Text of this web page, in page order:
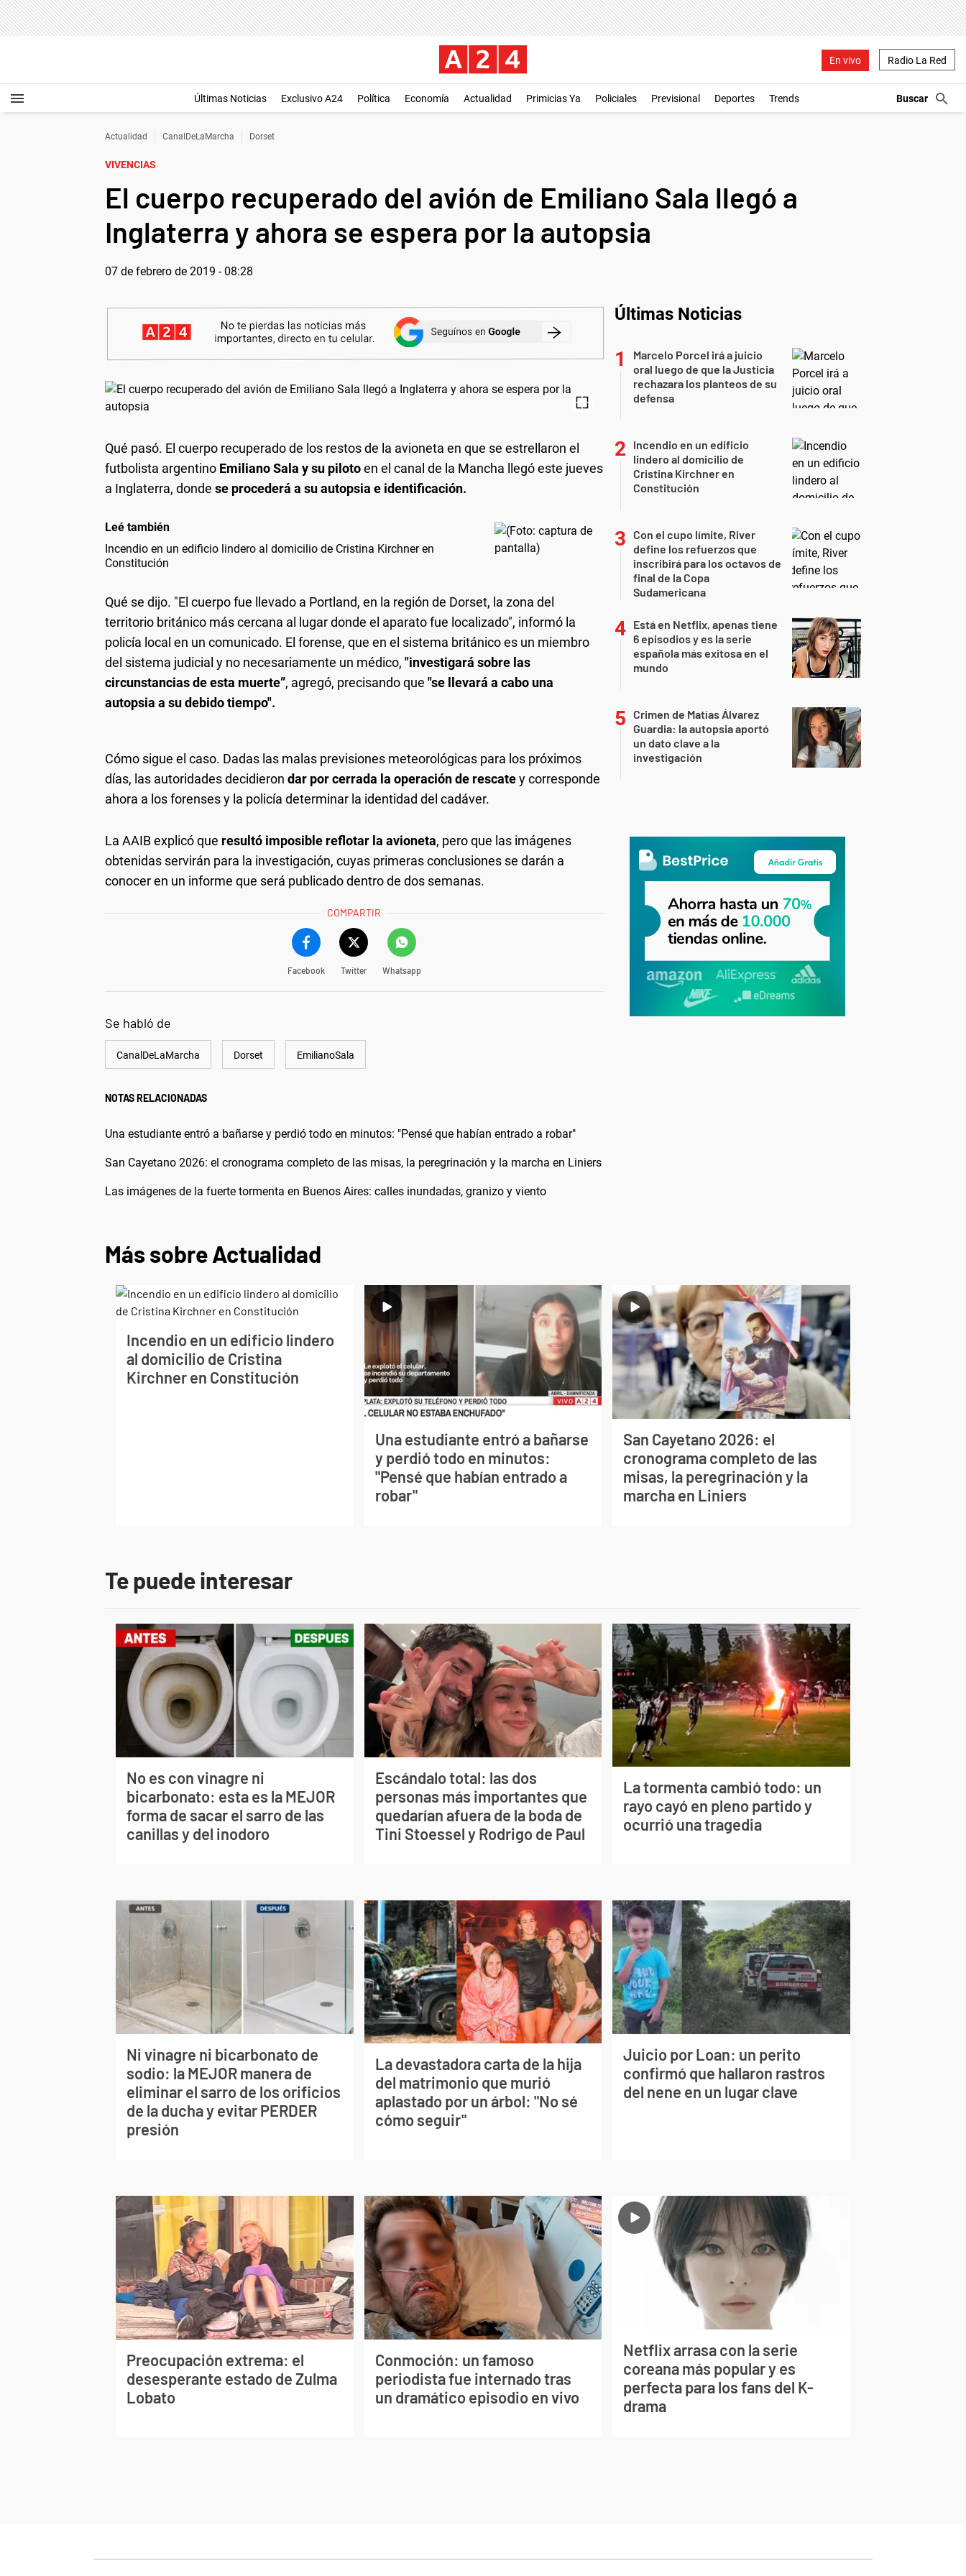
En vivo Radio La Red
Últimas Noticias Exclusivo A24 Política Economía Actualidad Primicias Ya Policiales Previsional Deportes Trends
Actualidad CanalDeLaMarcha Dorset
VIVENCIAS
El cuerpo recuperado del avión de Emiliano Sala llegó a
Inglaterra y ahora se espera por la autopsia
07 de febrero de 2019 - 08:28
Qué pasó. El cuerpo recuperado de los restos de la avioneta en que se estrellaron el
futbolista argentino Emiliano Sala y su pilotoen el canal de la Mancha llegó este jueves
a Inglaterra, donde se procederá a su autopsia e identificación.
Leé también
Incendio en un edificio lindero al domicilio de Cristina Kirchner en
Constitución
Qué se dijo. "El cuerpo fue llevado a Portland, en la región de Dorset, la zona del
territorio británico más cercana al lugar donde el aparato fue localizado", informó la
policía local en un comunicado. El forense, que en el sistema británico es un miembro
del sistema judicial y no necesariamente un médico, "investigará sobre las
circunstancias de esta muerte”, agregó, precisando que "se llevará a cabo una
autopsia a su debido tiempo".
Cómo sigue el caso. Dadas las malas previsiones meteorológicas para los próximos
días, las autoridades decidieron dar por cerrada la operación de rescatey corresponde
ahora a los forenses y la policía determinar la identidad del cadáver.
La AAIB explicó que resultó imposible reflotar la avioneta, pero que las imágenes
obtenidas servirán para la investigación, cuyas primeras conclusiones se darán a
conocer en un informe que será publicado dentro de dos semanas.
COMPARTIR
Facebook Twitter Whatsapp
Se habló de
CanalDeLaMarcha Dorset EmilianoSala
NOTAS RELACIONADAS
Una estudiante entró a bañarse y perdió todo en minutos: "Pensé que habían entrado a robar"
San Cayetano 2026: el cronograma completo de las misas, la peregrinación y la marcha en Liniers
Las imágenes de la fuerte tormenta en Buenos Aires: calles inundadas, granizo y viento
Últimas Noticias
Marcelo Porcel irá a juicio
oral luego de que la Justicia
rechazara los planteos de su
defensa
Incendio en un edificio
lindero al domicilio de
Cristina Kirchner en
Constitución
Con el cupo límite, River
define los refuerzos que
inscribirá para los octavos de
final de la Copa
Sudamericana
Está en Netflix, apenas tiene
6 episodios y es la serie
española más exitosa en el
mundo
Crimen de Matías Álvarez
Guardia: la autopsia aportó
un dato clave a la
investigación
Más sobre Actualidad
Incendio en un edificio lindero
al domicilio de Cristina
Kirchner en Constitución
Una estudiante entró a bañarse
y perdió todo en minutos:
"Pensé que habían entrado a
robar"
San Cayetano 2026: el
cronograma completo de las
misas, la peregrinación y la
marcha en Liniers
Te puede interesar
No es con vinagre ni
bicarbonato: esta es la MEJOR
forma de sacar el sarro de las
canillas y del inodoro
Escándalo total: las dos
personas más importantes que
quedarían afuera de la boda de
Tini Stoessel y Rodrigo de Paul
La tormenta cambió todo: un
rayo cayó en pleno partido y
ocurrió una tragedia
Ni vinagre ni bicarbonato de
sodio: la MEJOR manera de
eliminar el sarro de los orificios
de la ducha y evitar PERDER
presión
La devastadora carta de la hija
del matrimonio que murió
aplastado por un árbol: "No sé
cómo seguir"
Juicio por Loan: un perito
confirmó que hallaron rastros
del nene en un lugar clave
Preocupación extrema: el
desesperante estado de Zulma
Lobato
Conmoción: un famoso
periodista fue internado tras
un dramático episodio en vivo
Netflix arrasa con la serie
coreana más popular y es
perfecta para los fans del K-
drama